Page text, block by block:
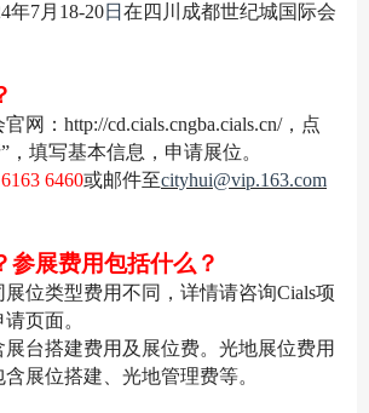
年7月18-20日 在四川成都世纪城国际会
网：http://cd.cials.cngba.cials.cn/，点
，填写基本信息，申请展位。
6460或邮件至cityhui@vip.163.com
参展费用包括什么？
位类型费用不同，详情请咨询Cials项
页面。
台搭建费用及展位费。光地展位费用
展位搭建、光地管理费等。